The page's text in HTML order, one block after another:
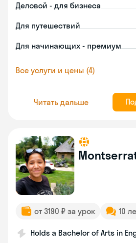
Деловой - для бизнеса
Для путешествий
Для начинающих - премиум
Все услуги и цены (4)
Читать дальше
от 3190 ₽ за урок 10
Holds a Bachelor of Arts in